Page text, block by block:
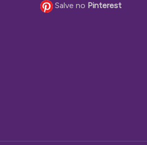
Salve no Pinterest